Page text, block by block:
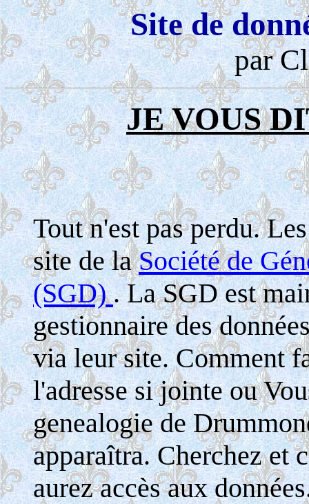
Site de
par
JE VOUS
Tout n'est pas perdu.
site de laSociété de
(SGD). La SGD est
gestionnaire des
via leur site. Comment
l'adresse si jointe ou
genealogie de
apparaîtra. Cherchez et
aurez accès aux